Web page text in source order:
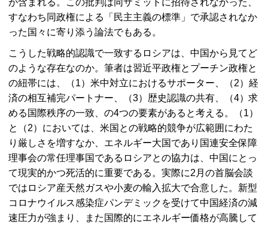
が含まれる。この批判は同サミットに招待されなかった、
すなわち同政権による「民主主義の標準」で承認されなか
った国々に寄り添う論法でもある。
こうした戦略的認識で一致するロシアは、中国から見てど
のような存在なのか。筆者は習近平政権とプーチン政権と
の紐帯には、（1）米中対立におけるサポーター、（2）経
済の相互補完パートナー、（3）歴史認識の共有、（4）求
める国際秩序の一致、の4つの要素があると考える。（1）
と（2）においては、米国との戦略的競争が広範囲にわた
り厳しさを増すなか、エネルギー大国であり国連安全保障
理事会の常任理事国であるロシアとの協力は、中国にとっ
て現実的かつ死活的に重要である。実際に2月の首脳会談
ではロシア産天然ガスや小麦の輸入拡大で合意した。新型
コロナウイルス感染症パンデミックを受けて中国経済の減
速圧力が強まり、また国際的にエネルギー価格が高騰して